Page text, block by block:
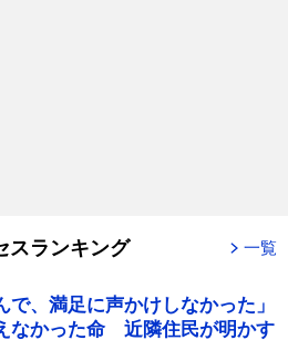
スランキング 一覧
で、満足に声かけしなかった」
なかった命 近隣住民が明かす